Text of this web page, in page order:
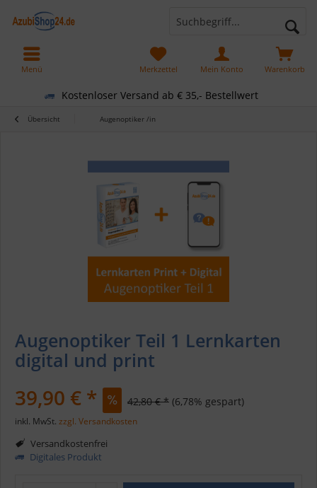
Kostenloser Versand ab € 35,- Bestellwert
Warenkorb
Merkzettel Mein Konto
Menü
Übersicht Augenoptiker /in
Augenoptiker Teil 1 Lernkarten
digital und print
39,90 € * 42,80 € * (6,78% gespart)
inkl. MwSt. zzgl. Versandkosten
Versandkostenfrei
Digitales Produkt